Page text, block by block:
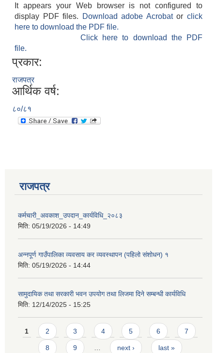
It appears your Web browser is not configured to
display PDF files.
Download adobe Acrobatorclick
here to download the PDF file.
Click here to download the PDF
file.
प्रकार:
राजपत्र
आर्थिक वर्ष:
८०/८१
राजपत्र
कर्मचारी_अवकाश_उपदान_कार्यविधि_२०८३
मिति: 05/19/2026 - 14:49
अन्नपूर्ण गाउँपालिका व्यवसाय कर व्यवस्थापन (पहिलो संशोधन) १
मिति: 05/19/2026 - 14:44
सामुदायिक तथा सरकारी भवन उपयोग तथा लिजमा दिने सम्बन्धी कार्यविधि
मिति: 12/14/2025 - 15:25
Pages
1 2 3 4 5 6 7
8 9 next › last »